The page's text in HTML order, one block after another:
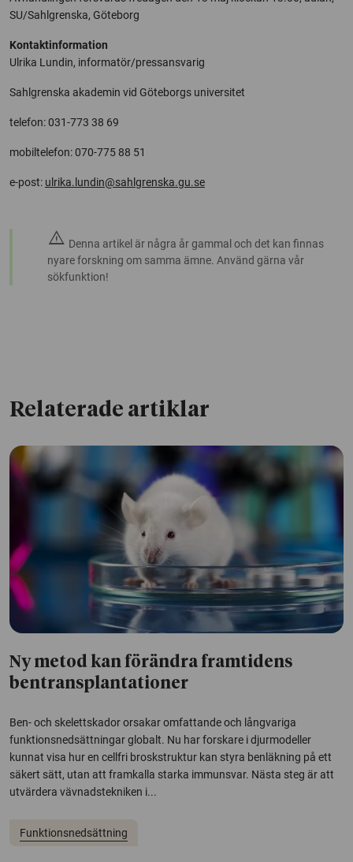
SU/Sahlgrenska, Göteborg
Kontaktinformation
Ulrika Lundin, informatör/pressansvarig
Sahlgrenska akademin vid Göteborgs universitet
telefon: 031-773 38 69
mobiltelefon: 070-775 88 51
e-post: ulrika.lundin@sahlgrenska.gu.se
warning Denna artikel är några år gammal och det kan finnas
nyare forskning om samma ämne. Använd gärna vår
sökfunktion!
Relaterade artiklar
Ny metod kan förändra framtidens
bentransplantationer
Ben- och skelettskador orsakar omfattande och långvariga
funktionsnedsättningar globalt. Nu har forskare i djurmodeller
kunnat visa hur en cellfri broskstruktur kan styra benläkning på ett
säkert sätt, utan att framkalla starka immunsvar. Nästa steg är att
utvärdera vävnadstekniken i...
Funktionsnedsättning